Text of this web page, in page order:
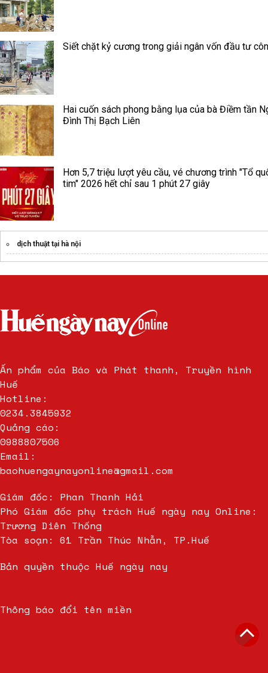
Siết chặt kỷ cương trong giải ngân vốn đầu tư
Hai cuốn sách phong bằng lụa của bà Điềm tần
Đình Thị Bạch Liên
Hơn 5,7 triệu lượt yêu cầu, vé chương trình "Tổ
tim" 2026 hết chỉ sau 1 phút 27 giây
dịch thuật tại hà nội
Ấn phẩm của Báo và Phát thanh, Truyền hình
Huế
Hotline:
0234.3845932
Quảng cáo:
0988807506
Email:
baohuengaynayonline@gmail.com
Giám đốc: Phan Thanh Hải
Phó Giám đốc phụ trách Huế ngày nay Online:
Trương Diên Thống
Tòa soạn: 61 Trần Thúc Nhẫn, TP.Huế
Bản quyền thuộc Huế ngày nay
Thông báo đổi tên miền